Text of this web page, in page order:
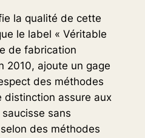
la qualité de cette
le label « Véritable
de fabrication
2010, ajoute un gage
des méthodes
assure aux
sans
des méthodes